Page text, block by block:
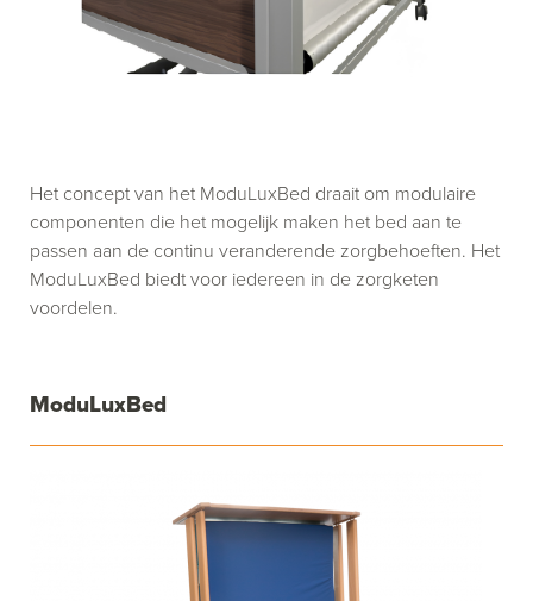
ModuLuxBed
Het concept van het ModuLuxBed draait om modulaire
componenten die het mogelijk maken het bed aan te
passen aan de continu veranderende zorgbehoeften. Het
ModuLuxBed biedt voor iedereen in de zorgketen
voordelen.